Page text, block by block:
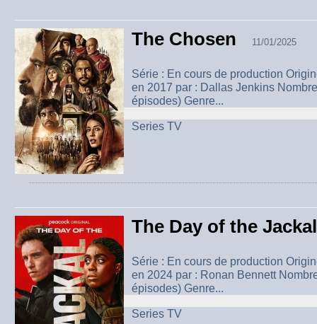
The Chosen 11/01/2025
Série : En cours de production
en 2017 par : Dallas Jenkins
épisodes) Genre...
Series TV
The Day of the Jackal
Série : En cours de production
en 2024 par : Ronan Bennett
épisodes) Genre...
Series TV